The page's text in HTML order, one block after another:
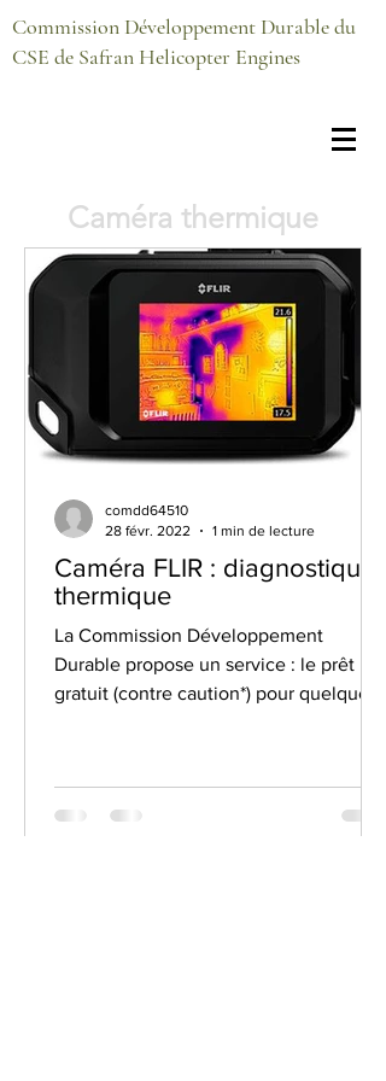
Commission Développement Durable du
CSE de Safran Helicopter Engines
Caméra thermique
vos contacts : Philippe Vallart /
Christophe Pinon
La Commission Développement
Durable vous propose le prêt
d'une caméra thermique afin de
vous permettre de réaliser vous-
même un premier diagnostique
thermique de votre logement.
par email
Caméra FLIR : diagnostique
thermique
La Commission Développement
Durable propose un service : le prêt
gratuit (contre caution*) pour quelques
comdd64510
28 févr. 2022
1 min de lecture